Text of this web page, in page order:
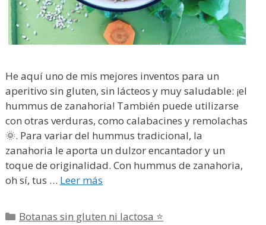
He aquí uno de mis mejores inventos para un
aperitivo sin gluten, sin lácteos y muy saludable: ¡el
hummus de zanahoria! También puede utilizarse
con otras verduras, como calabacines y remolachas
🌞. Para variar del hummus tradicional, la
zanahoria le aporta un dulzor encantador y un
toque de originalidad. Con hummus de zanahoria,
oh sí, tus … Leer más
Categorías
Botanas sin gluten ni lactosa ⭐